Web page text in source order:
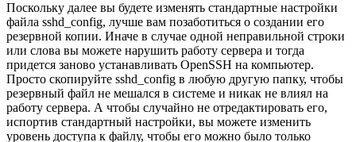
Поскольку далее вы будете изменять стандартные настройки
файла sshd_config, лучше вам позаботиться о создании его
резервной копии. Иначе в случае одной неправильной строки
или слова вы можете нарушить работу сервера и тогда
придется заново устанавливать OpenSSH на компьютер.
Просто скопируйте sshd_config в любую другую папку, чтобы
резервный файл не мешался в системе и никак не влиял на
работу сервера. А чтобы случайно не отредактировать его,
испортив стандартный настройки, вы можете изменить
уровень доступа к файлу, чтобы его можно было только